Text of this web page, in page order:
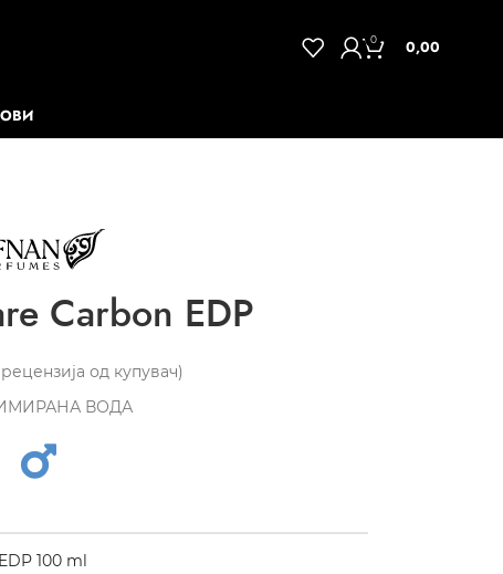
0 0,00
Carbon EDP
рецензија од купувач)
ВОДА
100 ml